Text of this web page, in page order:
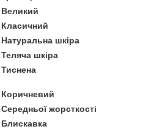
Великий
Класичний
Натуральна шкіра
Теляча шкіра
Тиснена
Коричневий
Середньої жорсткості
Блискавка